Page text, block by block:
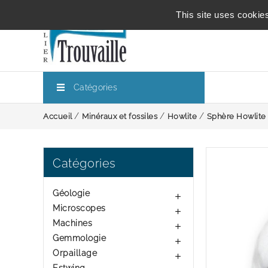
Catégories
Accueil Minéraux et fossiles Howlite Sphère Howlite
Catégories
Géologie 
Microscopes 
Machines 
Gemmologie 
Orpaillage 
This site uses